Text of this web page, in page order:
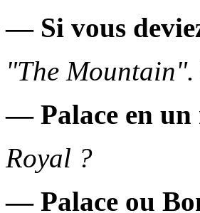
— Si vous
"The
— Palace en un
Royal ?
— Palace ou